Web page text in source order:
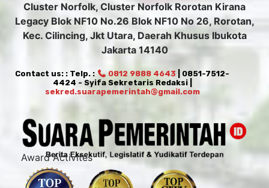
Cluster Norfolk, Cluster Norfolk Rorotan Kirana
Legacy Blok NF10 No.26 Blok NF10 No 26, Rorotan,
Kec. Cilincing, Jkt Utara, Daerah Khusus Ibukota
Jakarta 14140
Contact us: : Telp. : 0812 9888 4643 | 0851-7512-
4424 - Syifa Sekretaris Redaksi |
sekred.suarapemerintah@gmail.com
Award Activites